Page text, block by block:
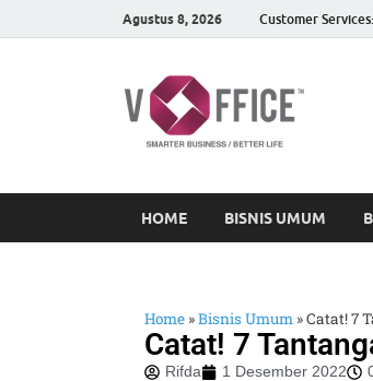
Agustus 8, 2026 Customer
HOME BISNIS UMUM
Home »Bisnis Umum »Catat! 7
Catat! 7
Rifda 1 Desember 2022